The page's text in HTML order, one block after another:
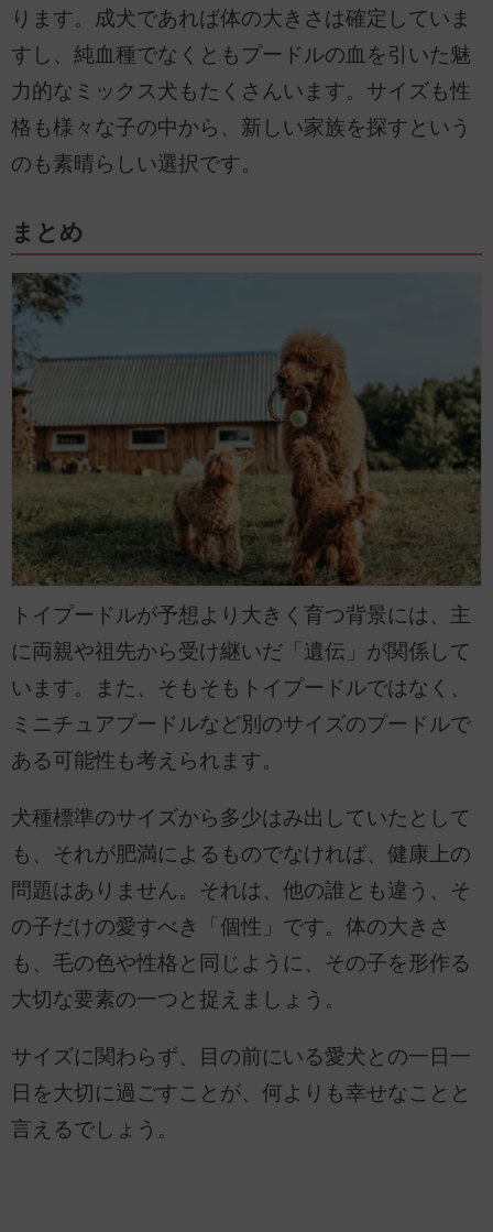
ります。成犬であれば体の大きさは確定していま
すし、純血種でなくともプードルの血を引いた魅
力的なミックス犬もたくさんいます。サイズも性
格も様々な子の中から、新しい家族を探すという
のも素晴らしい選択です。
まとめ
トイプードルが予想より大きく育つ背景には、主
に両親や祖先から受け継いだ「遺伝」が関係して
います。また、そもそもトイプードルではなく、
ミニチュアプードルなど別のサイズのプードルで
ある可能性も考えられます。
犬種標準のサイズから多少はみ出していたとして
も、それが肥満によるものでなければ、健康上の
問題はありません。それは、他の誰とも違う、そ
の子だけの愛すべき「個性」です。体の大きさ
も、毛の色や性格と同じように、その子を形作る
大切な要素の一つと捉えましょう。
サイズに関わらず、目の前にいる愛犬との一日一
日を大切に過ごすことが、何よりも幸せなことと
言えるでしょう。